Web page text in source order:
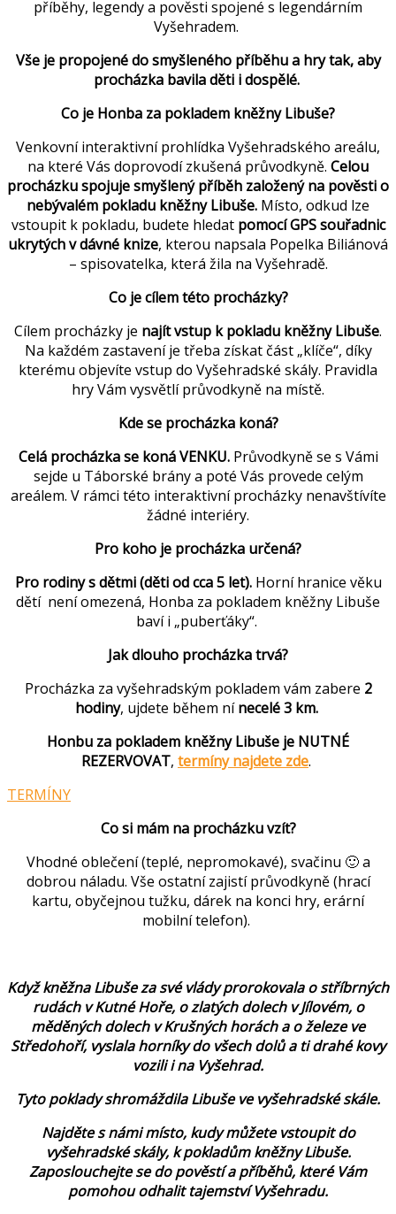
příběhy, legendy a pověsti spojené s legendárním
Vyšehradem.
Vše je propojené do smyšleného příběhu a hry tak, aby
procházka bavila děti i dospělé.
Co je Honba za pokladem kněžny Libuše?
Venkovní interaktivní prohlídka Vyšehradského areálu,
na které Vás doprovodí zkušená průvodkyně. Celou
procházku spojuje smyšlený příběh založený na pověsti o
nebývalém pokladu kněžny Libuše. Místo, odkud lze
vstoupit k pokladu, budete hledat pomocí GPS souřadnic
ukrytých v dávné knize, kterou napsala Popelka Biliánová
– spisovatelka, která žila na Vyšehradě.
Co je cílem této procházky?
Cílem procházky je najít vstup k pokladu kněžny Libuše.
Na každém zastavení je třeba získat část „klíče“, díky
kterému objevíte vstup do Vyšehradské skály. Pravidla
hry Vám vysvětlí průvodkyně na místě.
Kde se procházka koná?
Celá procházka se koná VENKU.Průvodkyně se s Vámi
sejde u Táborské brány a poté Vás provede celým
areálem. V rámci této interaktivní procházky nenavštívíte
žádné interiéry.
Pro koho je procházka určená?
Pro rodiny s dětmi (děti od cca 5 let). Horní hranice věku
dětí není omezená, Honba za pokladem kněžny Libuše
baví i „puberťáky“.
Jak dlouho procházka trvá?
Procházka za vyšehradským pokladem vám zabere 2
hodiny, ujdete během nínecelé 3 km.
Honbu za pokladem kněžny Libuše je NUTNÉ
REZERVOVAT, termíny najdete zde.
TERMÍNY
Co si mám na procházku vzít?
Vhodné oblečení (teplé, nepromokavé), svačinu 🙂 a
dobrou náladu. Vše ostatní zajistí průvodkyně (hrací
kartu, obyčejnou tužku, dárek na konci hry, erární
mobilní telefon).
Když kněžna Libuše za své vlády prorokovala o stříbrných
rudách v Kutné Hoře, o zlatých dolech v Jílovém, o
měděných dolech v Krušných horách a o železe ve
Středohoří, vyslala horníky do všech dolů a ti drahé kovy
vozili i na Vyšehrad.
Tyto poklady shromáždila Libuše ve vyšehradské skále.
Najděte s námi místo, kudy můžete vstoupit do
vyšehradské skály, k pokladům kněžny Libuše.
Zaposlouchejte se do pověstí a příběhů, které Vám
pomohou odhalit tajemství Vyšehradu.